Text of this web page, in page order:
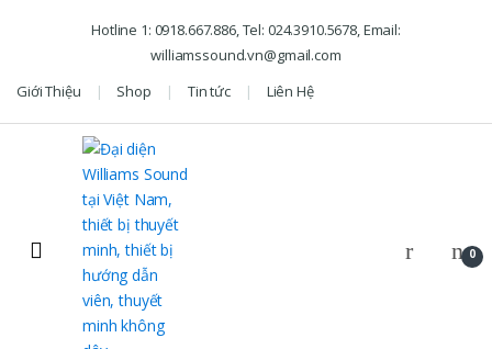
Hotline 1: 0918.667.886, Tel: 024.3910.5678, Email:
williamssound.vn@gmail.com
Giới Thiệu
Shop Tin tức Liên Hệ
0